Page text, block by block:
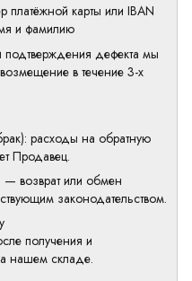
платёжной карты или IBAN
и фамилию
подтверждения дефекта мы
в течение 3-х
расходы на обратную
Продавец.
— возврат или обмен
законодательством.
получения и
нашем складе.